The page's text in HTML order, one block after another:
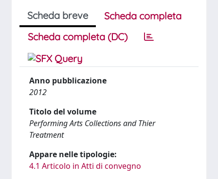
Scheda breve
Scheda completa
Scheda completa (DC)
Anno pubblicazione
2012
Titolo del volume
Performing Arts Collections and Thier
Treatment
Appare nelle tipologie:
4.1 Articolo in Atti di convegno